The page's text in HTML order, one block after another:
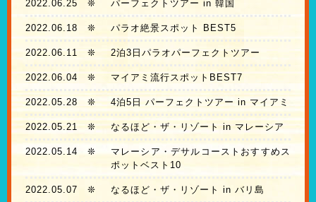
2022.06.25 ❊ パーフェクトツアー in 韓国
2022.06.18 ❊ パラオ絶景スポット BEST5
2022.06.11 ❊ 2泊3日パラオパーフェクトツアー
2022.06.04 ❊ マイアミ流行スポットBEST7
2022.05.28 ❊ 4泊5日 パーフェクトツアー in マイアミ
2022.05.21 ❊ なるほど・ザ・リゾート in マレーシア
2022.05.14 ❊
マレーシア・デサルコーストおすすめス
ポットベスト10
2022.05.07 ❊ なるほど・ザ・リゾート in バリ島